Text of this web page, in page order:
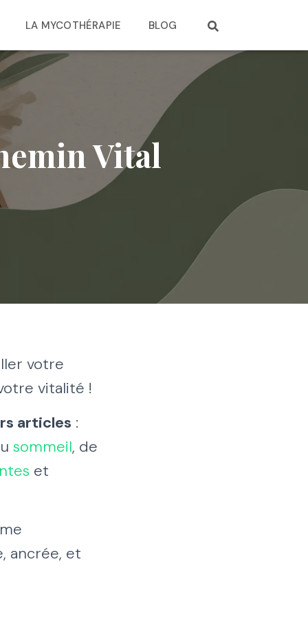
LA MYCOTHÉRAPIE BLOG
Vital
votre
vitalité !
articles :
sommeil, de
et
ancrée, et